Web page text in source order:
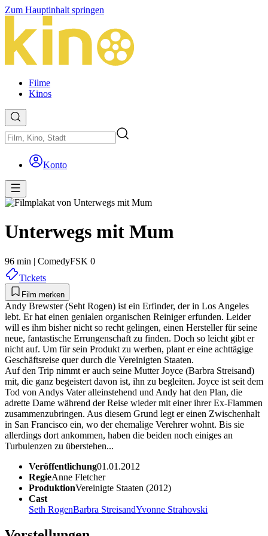
Zum Hauptinhalt springen
Filme
Kinos
Konto
Unterwegs mit Mum
96 min | ComedyFSK 0
Tickets
Film merken
Andy Brewster (Seht Rogen) ist ein Erfinder, der in Los Angeles
lebt. Er hat einen genialen organischen Reiniger erfunden. Leider
will es ihm bisher nicht so recht gelingen, einen Hersteller für seine
neue, fantastische Errungenschaft zu finden. Doch so leicht gibt er
nicht auf. Um für sein Produkt zu werben, plant er eine achttägige
Geschäftsreise quer durch die Vereinigten Staaten.
Auf den Trip nimmt er auch seine Mutter Joyce (Barbra Streisand)
mit, die ganz begeistert davon ist, ihn zu begleiten. Joyce ist seit dem
Tod von Andys Vater alleinstehend und Andy hat den Plan, die
adrette Dame während der Reise wieder mit einer ihrer Ex-Flammen
zusammenzubringen. Aus diesem Grund legt er einen Zwischenhalt
in San Francisco ein, wo der ehemalige Verehrer wohnt. Bis sie
allerdings dort ankommen, haben die beiden noch einiges an
Turbulenzen zu überstehen...
Veröffentlichung01.01.2012
RegieAnne Fletcher
ProduktionVereinigte Staaten (2012)
Cast
Seth RogenBarbra StreisandYvonne Strahovski